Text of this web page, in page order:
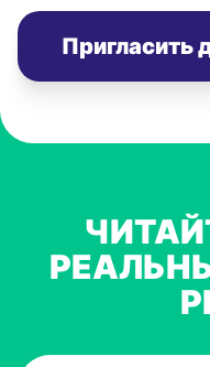
Пригласить